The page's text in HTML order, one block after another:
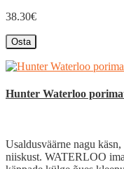
38.30€
Osta
Hunter Waterloo
Usaldusväärne nagu
niiskust. WATERLOO